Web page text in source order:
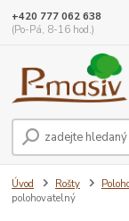
+420 777 062 638
(Po-Pá, 8-16 hod.)
Úvod Rošty
polohovatelný